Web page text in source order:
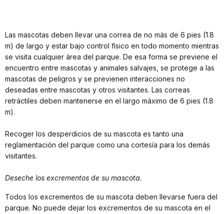
Las mascotas deben llevar una correa de no más de 6 pies (1.8
m) de largo y estar bajo control físico en todo momento mientras
se visita cualquier área del parque. De esa forma se previene el
encuentro entre mascotas y animales salvajes, se protege a las
mascotas de peligros y se previenen interacciones no
deseadas entre mascotas y otros visitantes. Las correas
retráctiles deben mantenerse en el largo máximo de 6 pies (1.8
m).
Recoger los desperdicios de su mascota es tanto una
reglamentación del parque como una cortesía para los demás
visitantes.
Deseche los excrementos de su mascota.
Todos los excrementos de su mascota deben llevarse fuera del
parque. No puede dejar los excrementos de su mascota en el